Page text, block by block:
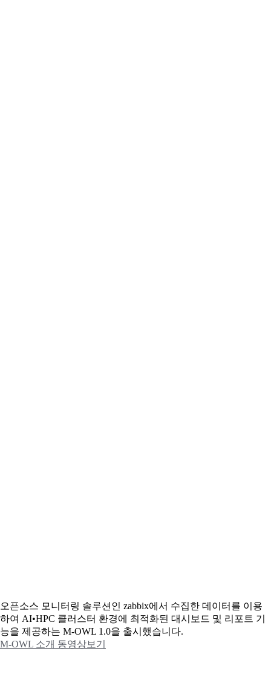
오픈소스 모니터링 솔루션인 zabbix에서 수집한 데이터를 이용
하여 AI•HPC 클러스터 환경에 최적화된 대시보드 및 리포트 기
능을 제공하는 M-OWL 1.0을 출시했습니다.
M-OWL 소개 동영상보기